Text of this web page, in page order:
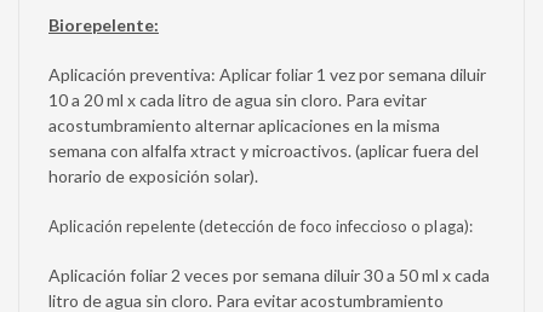
Biorepelente:
Aplicación preventiva: Aplicar foliar 1 vez por semana diluir
10 a 20 ml x cada litro de agua sin cloro. Para evitar
acostumbramiento alternar aplicaciones en la misma
semana con alfalfa xtract y microactivos. (aplicar fuera del
horario de exposición solar).
Aplicación repelente (detección de foco infeccioso o plaga):
Aplicación foliar 2 veces por semana diluir 30 a 50 ml x cada
litro de agua sin cloro. Para evitar acostumbramiento